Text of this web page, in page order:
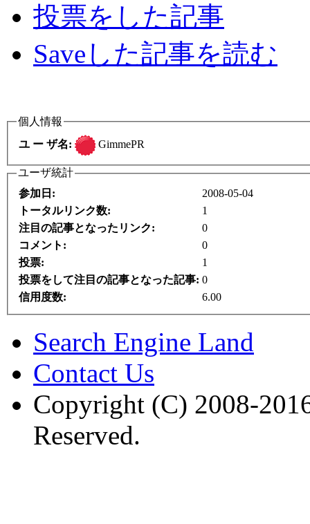
投票をした記事
Saveした記事を読む
個人情報
ユ ー ザ名:
GimmePR
ユーザ統計
参加日:
2008-05-04
トータルリンク数:
1
注目の記事となったリンク:
0
コメント:
0
投票:
1
投票をして注目の記事となった記事: 0
信用度数:
6.00
Search Engine Land
Contact Us
Copyright (C) 2008-
Reserved.